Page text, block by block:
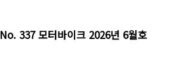
No. 337 모터바이크 2026년 6월호